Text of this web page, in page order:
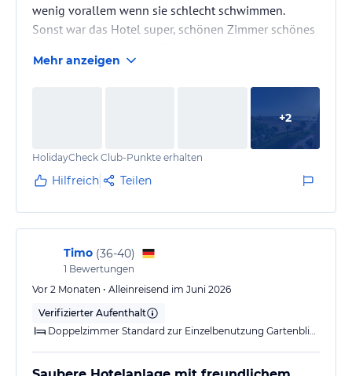
wenig vorallem wenn sie schlecht schwimmen.
Sonst war das Hotel super, schönen Zimmer schönes
und versucht einen ab zu zocken.
Das spart ist auch teurer find ich aber besser als in
Mehr anzeigen
+2
HolidayCheck Club-Punkte erhalten
Hilfreich Teilen
Timo (36-40)
1 Bewertungen
Vor 2 Monaten • Alleinreisend im Juni 2026
Verifizierter Aufenthalt
Doppelzimmer Standard zur Einzelbenutzung Gartenblick